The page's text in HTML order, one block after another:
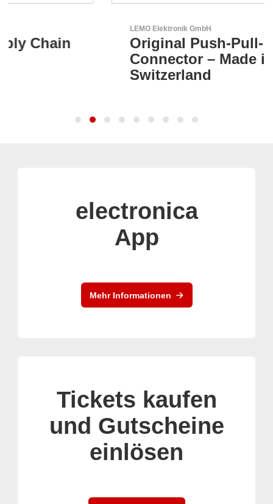
Original Push-Pull-
Connector – Made in
electronica
App
Mehr Informationen
Tickets kaufen
und Gutscheine
einlösen